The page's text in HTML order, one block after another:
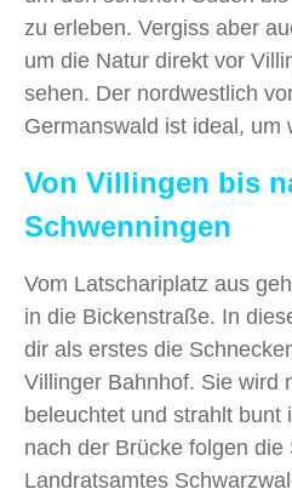
zu erleben. Vergiss aber
um die Natur direkt vor
sehen. Der nordwestlich
Germanswald ist ideal, um
Von Villingen bis
Schwenningen
Vom Latschariplatz aus
in die Bickenstraße. In
dir als erstes die
Villinger Bahnhof. Sie wird
beleuchtet und strahlt bunt
nach der Brücke folgen die
Landratsamtes